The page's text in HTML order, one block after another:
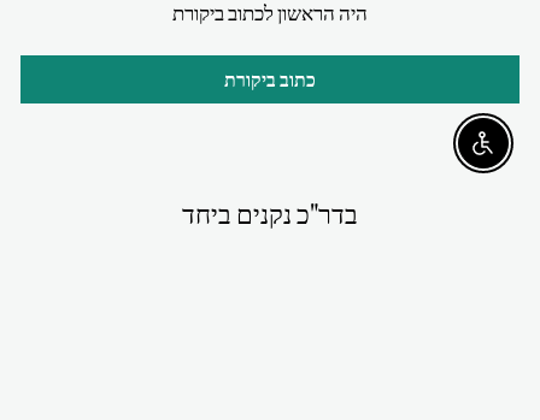
היה הראשון לכתוב ביקורת
כתוב ביקורת
בדר"כ נקנים ביחד
Enable accessibility